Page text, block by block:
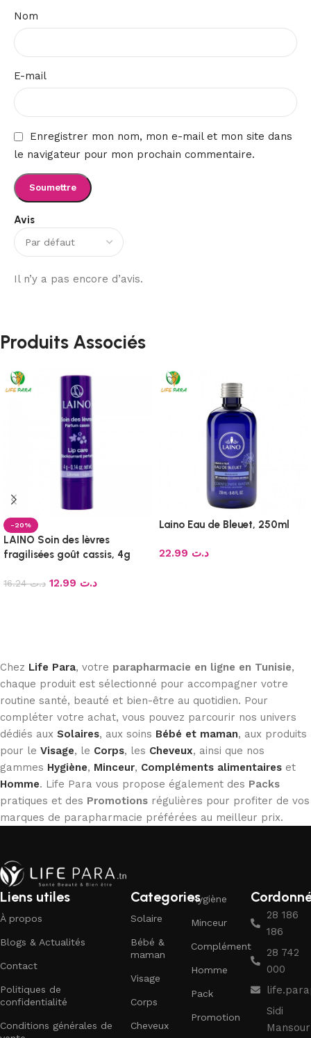
Avis
Il n’y a pas encore d’avis.
Nom
E-mail
Enregistrer mon nom, mon e-mail et mon site dans
le navigateur pour mon prochain commentaire.
Produits Associés
-20%
LAINO Soin des lèvres
fragilisées goût cassis, 4g
د.ت16.24 د.ت
Laino Eau de Bleuet, 250ml
د.ت
Chez Life Para, votre parapharmacie en ligne en Tunisie,
chaque produit est sélectionné pour accompagner votre
routine santé, beauté et bien-être au quotidien. Pour
compléter votre achat, vous pouvez parcourir nos univers
dédiés aux Solaires, aux soins Bébé et maman, aux produits
pour le Visage, le Corps, les Cheveux, ainsi que nos
gammes Hygiène, Minceur, Compléments alimentaires et
Homme. Life Para vous propose également des Packs
pratiques et des Promotions régulières pour profiter de vos
marques de parapharmacie préférées au meilleur prix.
Liens utiles
À propos
Blogs & Actualités
Contact
Politiques de
confidentialité
Conditions générales de
Categories
Solaire
Bébé &
maman
Visage
Corps
Cheveux
Hygiène
Minceur
Complément
Homme
Pack
Promotion
28 186
186
28 742
000
Sidi
Mansour